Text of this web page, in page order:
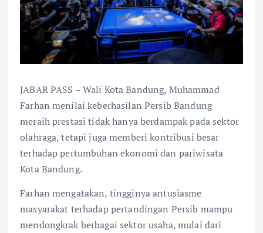
JABAR PASS – Wali Kota Bandung, Muhammad
Farhan menilai keberhasilan Persib Bandung
meraih prestasi tidak hanya berdampak pada sektor
olahraga, tetapi juga memberi kontribusi besar
terhadap pertumbuhan ekonomi dan pariwisata
Kota Bandung.
Farhan mengatakan, tingginya antusiasme
masyarakat terhadap pertandingan Persib mampu
mendongkrak berbagai sektor usaha, mulai dari